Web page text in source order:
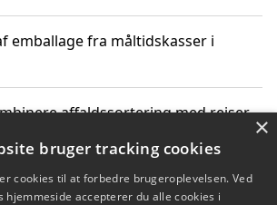
emballage fra måltidskasser i
affaldssortering med rejser
kan bidrage til co2 reduktion
×
bruger tracking cookies
cookies til at forbedre brugeroplevelsen. Ved
hjemmeside accepterer du alle cookies i